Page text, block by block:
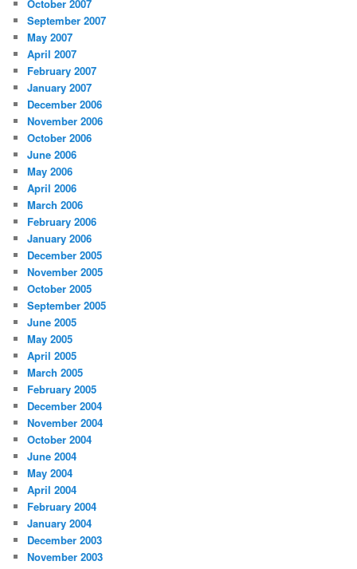
October 2007
September 2007
May 2007
April 2007
February 2007
January 2007
December 2006
November 2006
October 2006
June 2006
May 2006
April 2006
March 2006
February 2006
January 2006
December 2005
November 2005
October 2005
September 2005
June 2005
May 2005
April 2005
March 2005
February 2005
December 2004
November 2004
October 2004
June 2004
May 2004
April 2004
February 2004
January 2004
December 2003
November 2003